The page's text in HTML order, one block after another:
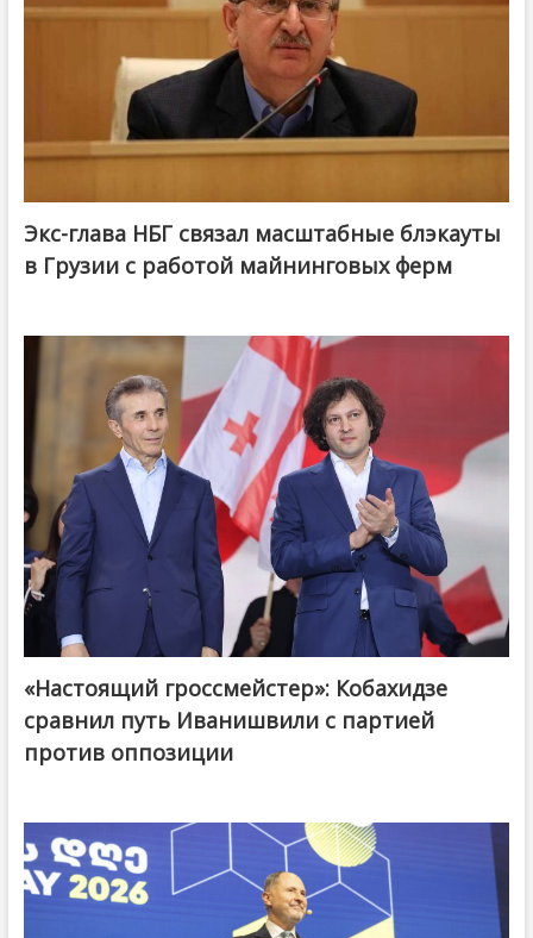
Экс-глава НБГ связал масштабные блэкауты
в Грузии с работой майнинговых ферм
@ქართული ოცნება / Georgian Dream
«Настоящий гроссмейстер»: Кобахидзе
сравнил путь Иванишвили с партией
против оппозиции